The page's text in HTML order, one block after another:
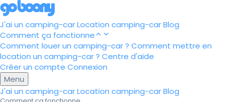
J'ai un camping-carLocation camping-carBlog
Comment ça fonctionne
Comment louer un camping-car ? Comment mettre en
location un camping-car ? Centre d'aide
Créer un compte Connexion
Menu
J'ai un camping-carLocation camping-carBlog